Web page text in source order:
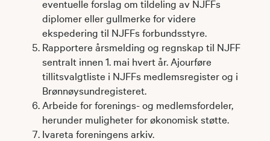
eventuelle forslag om tildeling av NJFFs
diplomer eller gullmerke for videre
ekspedering til NJFFs forbundsstyre.
Rapportere årsmelding og regnskap til NJFF
sentralt innen 1. mai hvert år. Ajourføre
tillitsvalgtliste i NJFFs medlemsregister og i
Brønnøysundregisteret.
Arbeide for forenings- og medlemsfordeler,
herunder muligheter for økonomisk støtte.
Ivareta foreningens arkiv.